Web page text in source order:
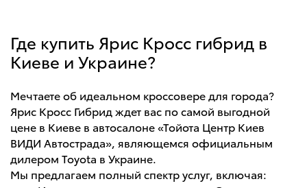
Где купить Ярис Кросс гибрид в
Киеве и Украине?
Мечтаете об идеальном кроссовере для города?
Ярис Кросс Гибрид ждет вас по самой выгодной
цене в Киеве в автосалоне «Тойота Центр Киев
ВИДИ Автострада», являющемся официальным
дилером Toyota в Украине.
Мы предлагаем полный спектр услуг, включая: